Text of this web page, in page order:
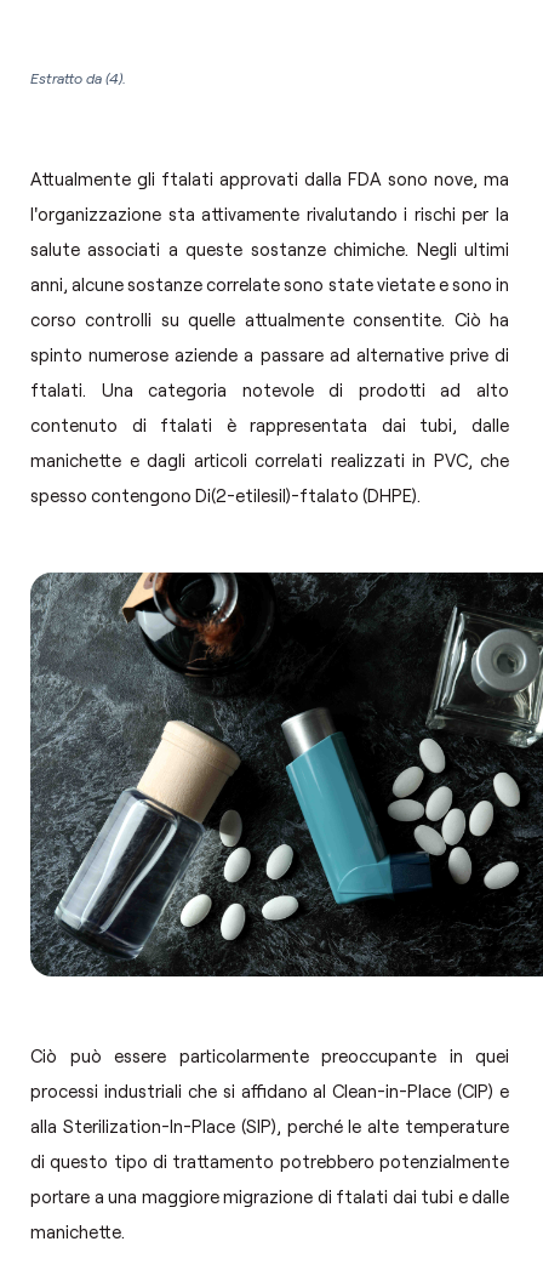
Estratto da (4).
Attualmente gli ftalati approvati dalla FDA sono nove, ma
l'organizzazione sta attivamente rivalutando i rischi per la
salute associati a queste sostanze chimiche. Negli ultimi
anni, alcune sostanze correlate sono state vietate e sono in
corso controlli su quelle attualmente consentite. Ciò ha
spinto numerose aziende a passare ad alternative prive di
ftalati. Una categoria notevole di prodotti ad alto
contenuto di ftalati è rappresentata dai tubi, dalle
manichette e dagli articoli correlati realizzati in PVC, che
spesso contengono Di(2-etilesil)-ftalato (DHPE).
Ciò può essere particolarmente preoccupante in quei
processi industriali che si affidano al Clean-in-Place (CIP) e
alla Sterilization-In-Place (SIP), perché le alte temperature
di questo tipo di trattamento potrebbero potenzialmente
portare a una maggiore migrazione di ftalati dai tubi e dalle
manichette.